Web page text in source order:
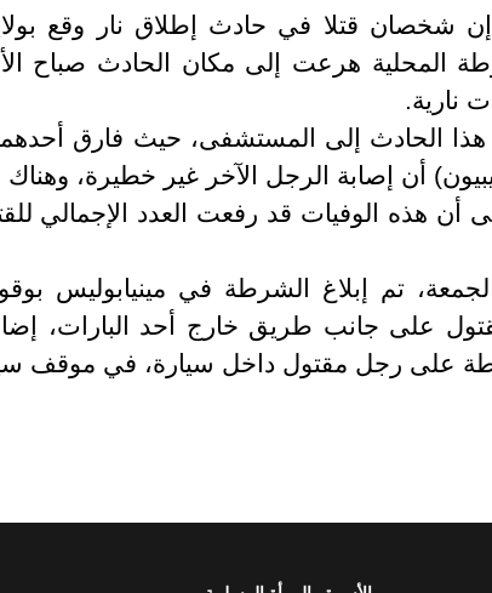
شخصان قتلا في حادث إطلاق نار وقع بولاية
المحلية هرعت إلى مكان الحادث صباح
نارية.
الحادث إلى المستشفى، حيث فارق أحدهما
أن إصابة الرجل الآخر غير خطيرة،
أن هذه الوفيات قد رفعت العدد الإجمالي
تم إبلاغ الشرطة في مينيابوليس
على رجل مقتول داخل سيارة، في موقف